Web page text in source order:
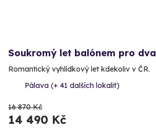
Soukromý let balónem pro dva
Romantický vyhlídkový let kdekoliv v ČR.
Pálava (+ 41 dalších lokalit)
16 870 Kč
14 490 Kč